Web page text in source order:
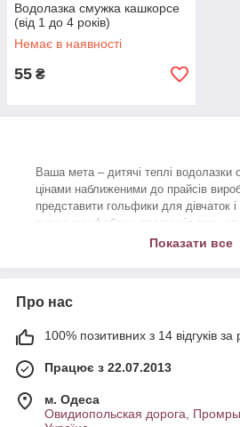
Водолазка смужка кашкорсе
(від 1 до 4 років)
Немає в наявності
55 ₴
Ваша мета – дитячі теплі водолазки
цінами наближеними до прайсів
представити гольфики для дівчаток і
турецьких фабрик, продукція яких
балансом стилю, якості та вартості.
міжсезоння, і відмінно поєднуються
оптом в Одесі з хорошою знижкою,
тепло і зберігають первинний
інтенсивному носінні – так в одному
Показати все
Про нас
100% позитивних з 14 відгуків за
Працює з 22.07.2013
м. Одеса
Овидиопольская дорога,